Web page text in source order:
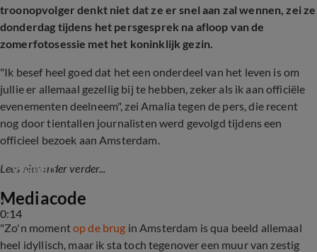
troonopvolger denkt niet dat ze er snel aan zal wennen, zei ze
donderdag tijdens het persgesprek na afloop van de
zomerfotosessie met het koninklijk gezin.
"Ik besef heel goed dat het een onderdeel van het leven is om
jullie er allemaal gezellig bij te hebben, zeker als ik aan officiële
evenementen deelneem", zei Amalia tegen de pers, die recent
nog door tientallen journalisten werd gevolgd tijdens een
officieel bezoek aan Amsterdam.
Lees hieronder verder...
0:14
Wallen
Mediacode
"Zo'n momentop de brug in Amsterdam is qua beeld allemaal
heel idyllisch, maar ik sta toch tegenover een muur van zestig